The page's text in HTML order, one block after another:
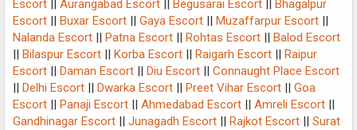
Escort || Aurangabad Escort || Begusarai Escort || Bhagalpur
Escort || Buxar Escort || Gaya Escort || Muzaffarpur Escort ||
Nalanda Escort || Patna Escort || Rohtas Escort || Balod Escort
|| Bilaspur Escort || Korba Escort || Raigarh Escort || Raipur
Escort || Daman Escort || Diu Escort || Connaught Place Escort
|| Delhi Escort || Dwarka Escort || Preet Vihar Escort || Goa
Escort || Panaji Escort || Ahmedabad Escort || Amreli Escort ||
Gandhinagar Escort || Junagadh Escort || Rajkot Escort || Surat